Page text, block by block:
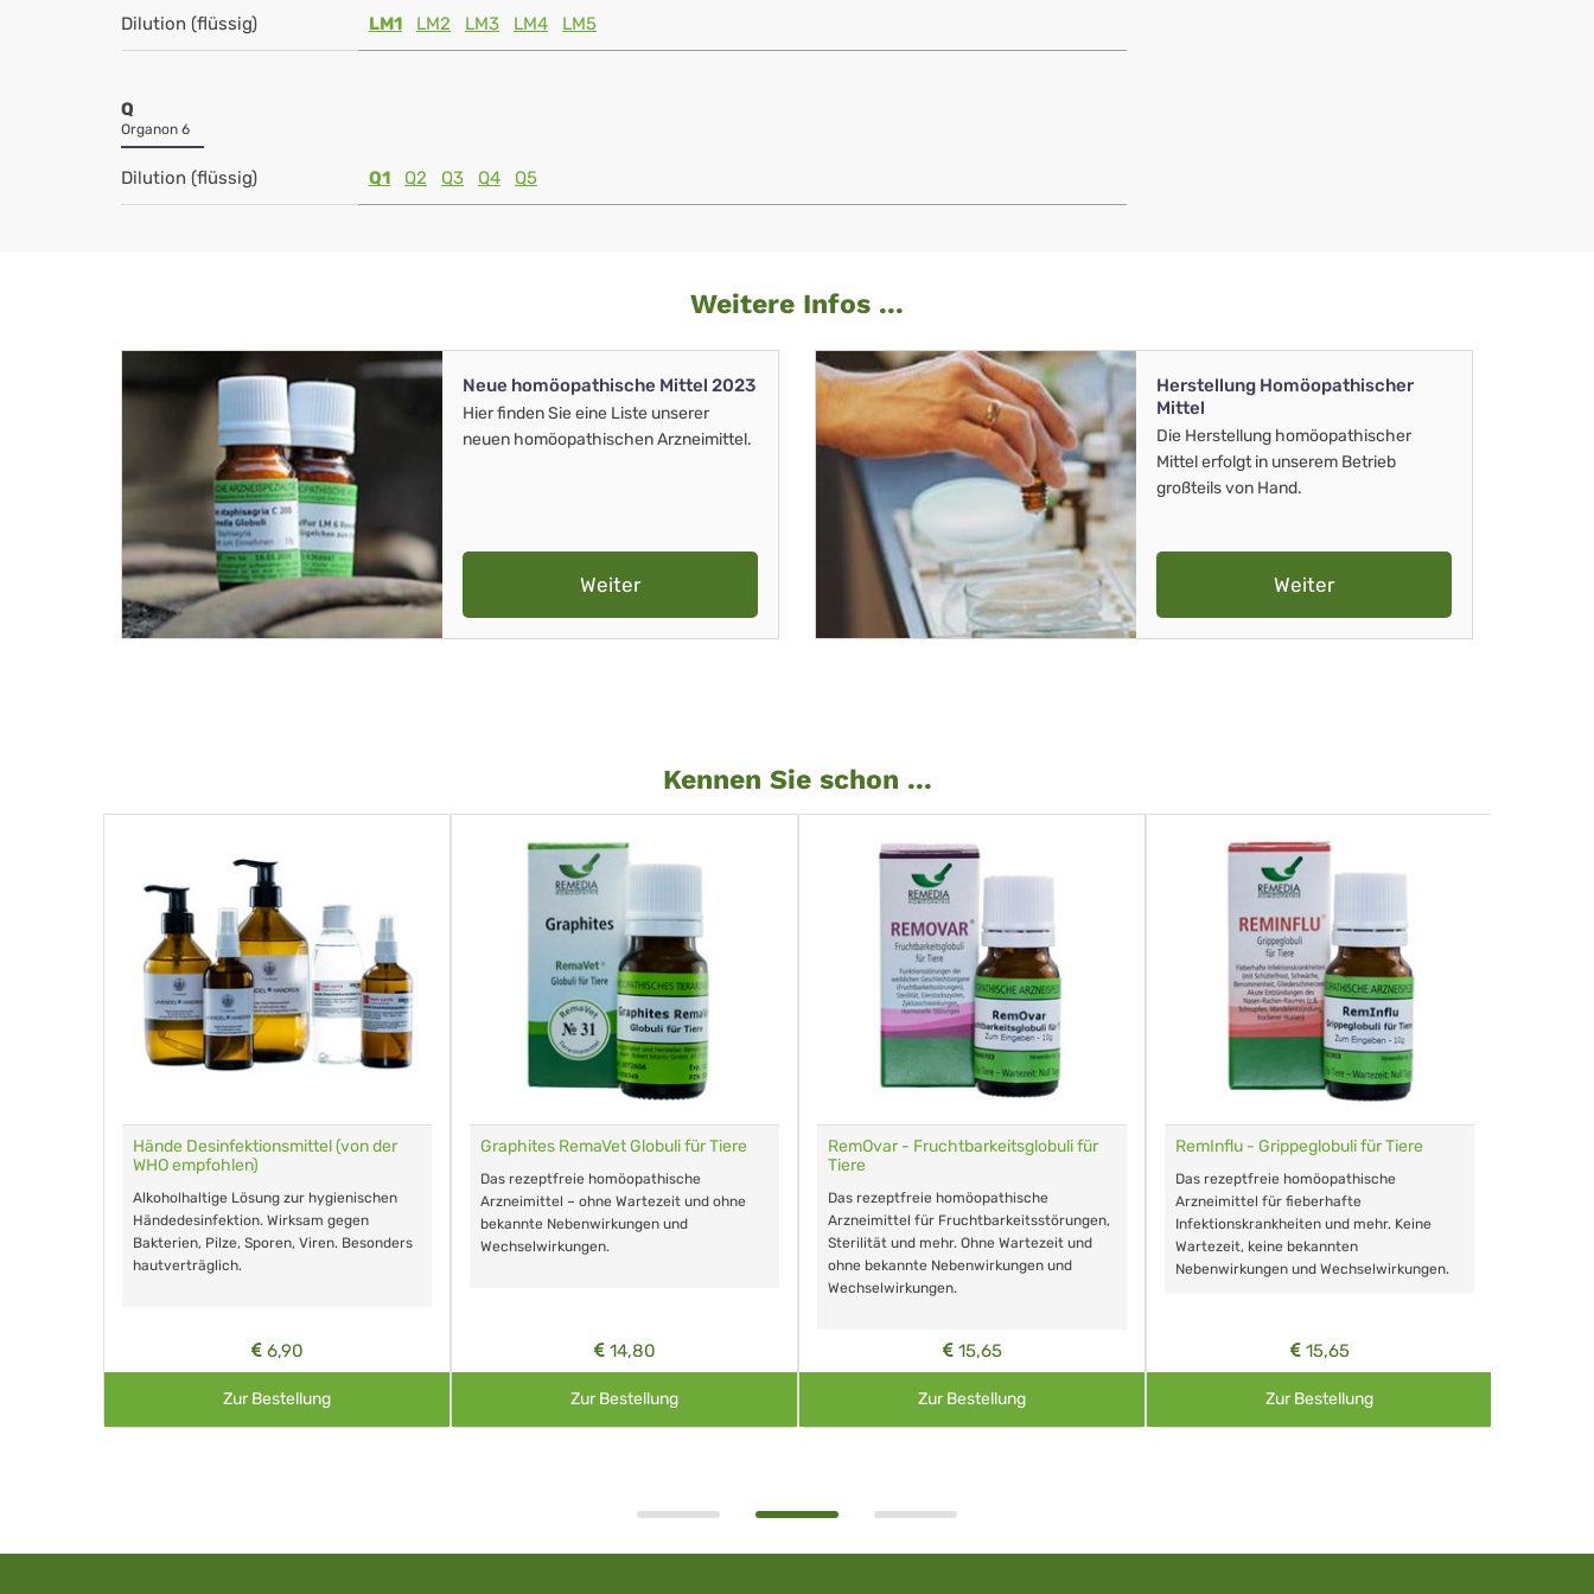
Dilution (flüssig) LM1 LM2 LM3 LM4 LM5
Q
Organon 6
Dilution (flüssig) Q1 Q2 Q3 Q4 Q5
Weitere Infos ...
Neue homöopathische Mittel 2023
Hier finden Sie eine Liste unserer
neuen homöopathischen Arzneimittel.
Weiter
Herstellung Homöopathischer
Mittel
Die Herstellung homöopathischer
Mittel erfolgt in unserem Betrieb
großteils von Hand.
Weiter
Kennen Sie schon ...
Hände Desinfektionsmittel (von der
WHO empfohlen)
Alkoholhaltige Lösung zur hygienischen
Händedesinfektion. Wirksam gegen
Bakterien, Pilze, Sporen, Viren. Besonders
hautverträglich.
6,90
Zur Bestellung
Graphites RemaVet Globuli für Tiere
Das rezeptfreie homöopathische
Arzneimittel – ohne Wartezeit und ohne
bekannte Nebenwirkungen und
Wechselwirkungen.
14,80
Zur Bestellung
RemOvar - Fruchtbarkeitsglobuli für
Tiere
Das rezeptfreie homöopathische
Arzneimittel für Fruchtbarkeitsstörungen,
Sterilität und mehr. Ohne Wartezeit und
ohne bekannte Nebenwirkungen und
Wechselwirkungen.
15,65
Zur Bestellung
RemInflu - Grippeglobuli für Tiere
Das rezeptfreie homöopathische
Arzneimittel für fieberhafte
Infektionskrankheiten und mehr. Keine
Wartezeit, keine bekannten
Nebenwirkungen und Wechselwirkungen.
15,65
Zur Bestellung